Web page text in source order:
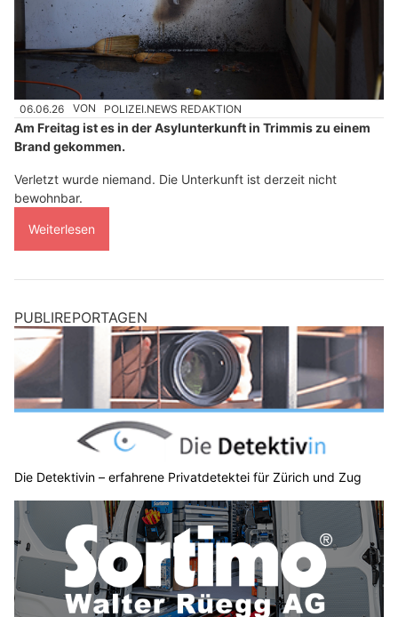
06.06.26 VON POLIZEI.NEWS REDAKTION
Am Freitag ist es in der Asylunterkunft in Trimmis zu einem
Brand gekommen.
Verletzt wurde niemand. Die Unterkunft ist derzeit nicht
bewohnbar.
Weiterlesen
PUBLIREPORTAGEN
Die Detektivin – erfahrene Privatdetektei für Zürich und Zug